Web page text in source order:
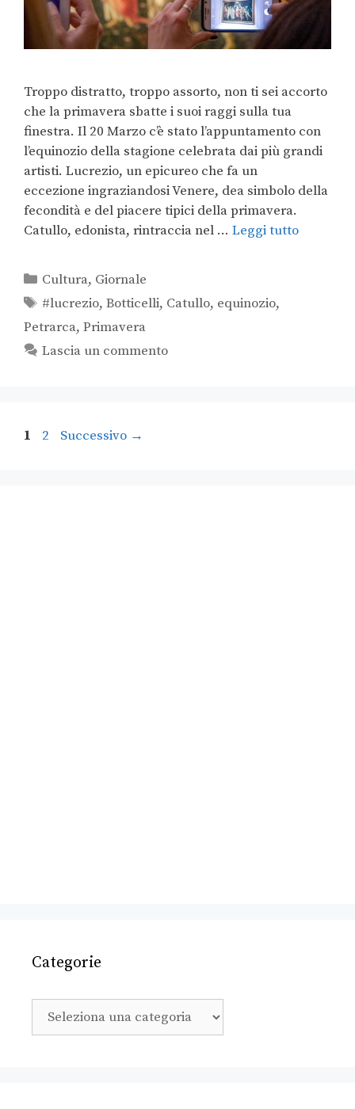
Troppo distratto, troppo assorto, non ti sei accorto
che la primavera sbatte i suoi raggi sulla tua
finestra. Il 20 Marzo c’è stato l’appuntamento con
l’equinozio della stagione celebrata dai più grandi
artisti. Lucrezio, un epicureo che fa un
eccezione ingraziandosi Venere, dea simbolo della
fecondità e del piacere tipici della primavera.
Catullo, edonista, rintraccia nel … Leggi tutto
Cultura, Giornale
#lucrezio,Botticelli, Catullo, equinozio,
Petrarca, Primavera
Lascia un commento
1 2 Successivo →
Categorie